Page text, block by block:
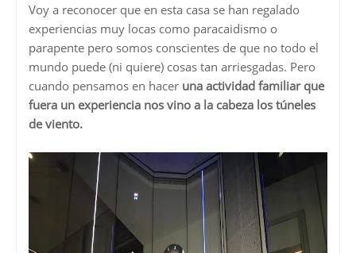
Voy a reconocer que en esta casa se han regalado
experiencias muy locas como paracaidismo o
parapente pero somos conscientes de que no todo el
mundo puede (ni quiere) cosas tan arriesgadas. Pero
cuando pensamos en hacer una actividad familiar que
fuera un experiencia nos vino a la cabeza los túneles
de viento.